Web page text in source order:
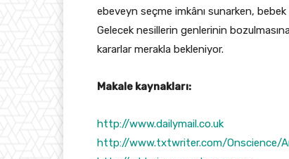
ebeveyn seçme imkânı sunarken, bebek
Gelecek nesillerin genlerinin
kararlar merakla bekleniyor.
Makale kaynakları:
http://www.dailymail.co.uk
http://www.txtwriter.com/Onscience/